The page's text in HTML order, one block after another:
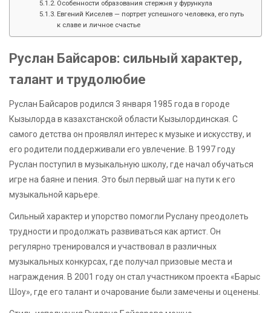
Особенности образования стержня у фурункула
Евгений Киселев — портрет успешного человека, его путь
к славе и личное счастье
Руслан Байсаров: сильный характер,
талант и трудолюбие
Руслан Байсаров родился 3 января 1985 года в городе
Кызылорда в казахстанской области Кызылординская. С
самого детства он проявлял интерес к музыке и искусству, и
его родители поддерживали его увлечение. В 1997 году
Руслан поступил в музыкальную школу, где начал обучаться
игре на баяне и пения. Это был первый шаг на пути к его
музыкальной карьере.
Сильный характер и упорство помогли Руслану преодолеть
трудности и продолжать развиваться как артист. Он
регулярно тренировался и участвовал в различных
музыкальных конкурсах, где получал призовые места и
награждения. В 2001 году он стал участником проекта «Барыс
Шоу», где его талант и очарование были замечены и оценены.